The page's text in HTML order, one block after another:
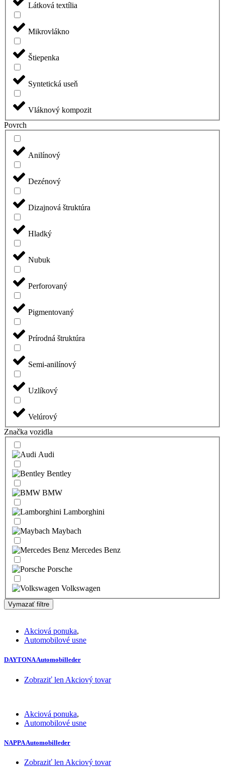
Látková textília
Mikrovlákno
Štiepenka
Syntetická useň
Vláknový kompozit
Povrch
Anilínový
Dezénový
Dizajnová štruktúra
Hladký
Nubuk
Perforovaný
Pigmentovaný
Prírodná štruktúra
Semi-anilínový
Uzlíkový
Velúrový
Značka vozidla
Audi
Bentley
BMW
Lamborghini
Maybach
Mercedes Benz
Porsche
Volkswagen
Vymazať filtre
Akciová ponuka,
Automobilové usne
DAYTONA Automobilleder
Zobraziť len Akciový tovar
Akciová ponuka,
Automobilové usne
NAPPA Automobilleder
Zobraziť len Akciový tovar